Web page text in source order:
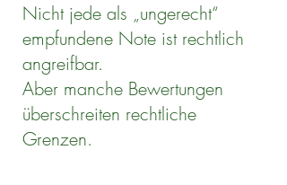
Nicht jede als „ungerecht“
empfundene Note ist rechtlich
angreifbar.
Aber manche Bewertungen
überschreiten rechtliche
Grenzen.